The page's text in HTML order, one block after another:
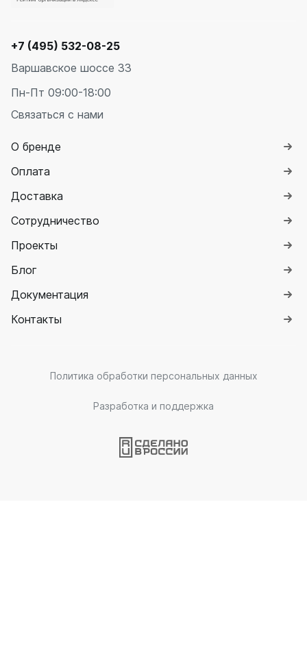
+7 (495) 532-08-25
Варшавское шоссе 33
Пн-Пт 09:00-18:00
Связаться с нами
О бренде
Оплата
Доставка
Сотрудничество
Проекты
Блог
Документация
Контакты
Политика обработки персональных данных
Разработка и поддержка